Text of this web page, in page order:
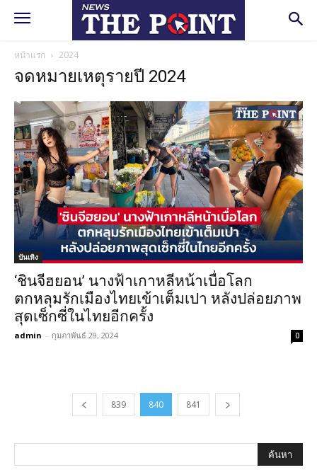
หน้าแรก 2024
จดหมายเหตุรายปี 2024
บันเทิง
‘ชินจีฮยอน’ นางฟ้าเกาหลีหน้าเบื่อโลก
ตกหลุมรักเมืองไทยเข้าเต็มเปา หลังปล่อยภาพ
สุดเซ็กซี่ในไทยอีกครั้ง
admin - กุมภาพันธ์ 29, 2024 0
839 840 841